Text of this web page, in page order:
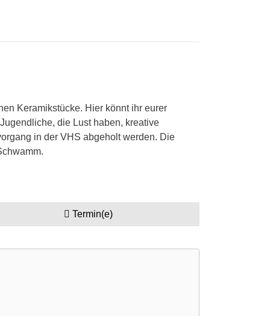
Keramikstücke. Hier könnt ihr eurer
die Lust haben, kreative
in der VHS abgeholt werden. Die
Termin(e)